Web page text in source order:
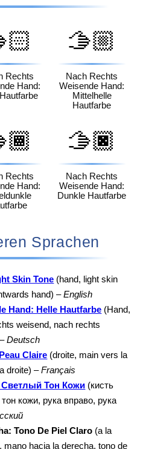
Rechts
Hand:
🫱🏼
Nach Rechts
Weisende Hand:
Mittelhelle
Hautfarbe
Rechts
Hand:
🫱🏿
Nach Rechts
Weisende Hand:
Dunkle Hautfarbe
Sprachen
Skin Tone (hand, light skin
hand) –English
Hand: Helle Hautfarbe (Hand,
weisend, nach rechts
–Deutsch
Claire (droite, main vers la
droite) –Français
Тон Кожи (кисть
кожи, рука вправо, рука
Tono De Piel Claro (a la
mano hacia la derecha, tono de